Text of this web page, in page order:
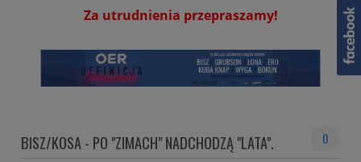
Za utrudnienia przepraszamy!
BISZ/KOSA - PO "ZIMACH" NADCHODZĄ "LATA". 0